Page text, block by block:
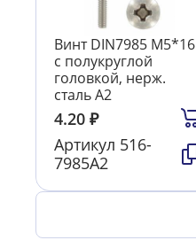
Винт DIN7985 М5*16
с полукруглой
головкой, нерж.
сталь А2
4.20 ₽
Артикул 516-
7985А2